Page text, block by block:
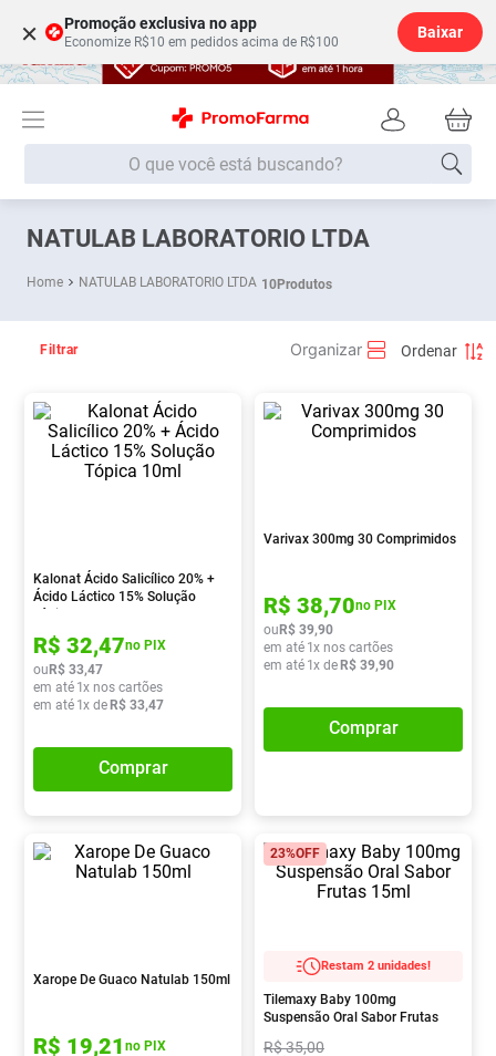
× Promoção exclusiva no app
Economize R$10 em pedidos acima de R$100
Baixar
O que você está buscando?
NATULAB LABORATORIO LTDA
NATULAB LABORATORIO LTDA 10Produtos
Filtrar
Kalonat Ácido Salicílico 20% +
Ácido Láctico 15% Solução
Tópica 10ml
R$ 32,47no PIX
ouR$ 33,47
em até 1x nos cartões
em até 1x deR$ 33,47
Comprar
Varivax 300mg 30 Comprimidos
R$ 38,70no PIX
ouR$ 39,90
em até 1x nos cartões
em até 1x deR$ 39,90
Comprar
Xarope De Guaco Natulab 150ml
R$ 19,21 no PIX
23%OFF
Restam 2 unidades!
Tilemaxy Baby 100mg
Suspensão Oral Sabor Frutas
R$35,00
Termos mais buscados
1 º Fralda
3º
Fralda G
6º Shampoo
Desodorante
10º Vitamina D